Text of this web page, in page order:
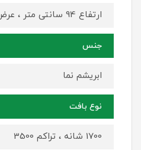
ارتفاع 94 سانتی متر ، عرض 113 سانتی متر
جنس
ابریشم نما
نوع بافت
1700 شانه ، تراکم 3500